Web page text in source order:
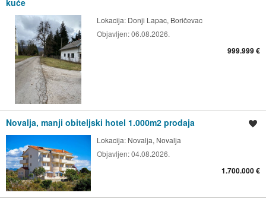
kuće
Lokacija: Donji Lapac, Boričevac
Objavljen:06.08.2026.
999.999 €
Novalja, manji obiteljski hotel 1.000m2 prodaja
Lokacija: Novalja, Novalja
Objavljen:04.08.2026.
1.700.000 €